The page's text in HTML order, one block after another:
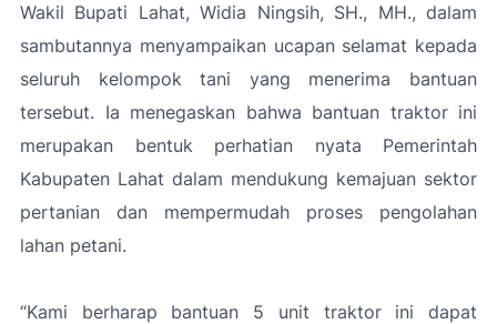
Wakil Bupati Lahat, Widia Ningsih, SH., MH., dalam
sambutannya menyampaikan ucapan selamat kepada
seluruh kelompok tani yang menerima bantuan
tersebut. Ia menegaskan bahwa bantuan traktor ini
merupakan bentuk perhatian nyata Pemerintah
Kabupaten Lahat dalam mendukung kemajuan sektor
pertanian dan mempermudah proses pengolahan
lahan petani.
“Kami berharap bantuan 5 unit traktor ini dapat